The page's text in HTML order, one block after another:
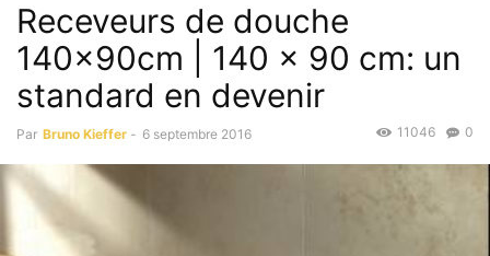
Receveurs de douche
140x90cm | 140 x 90 cm: un
standard en devenir
Par Bruno Kieffer - 6 septembre 2016 0
11046